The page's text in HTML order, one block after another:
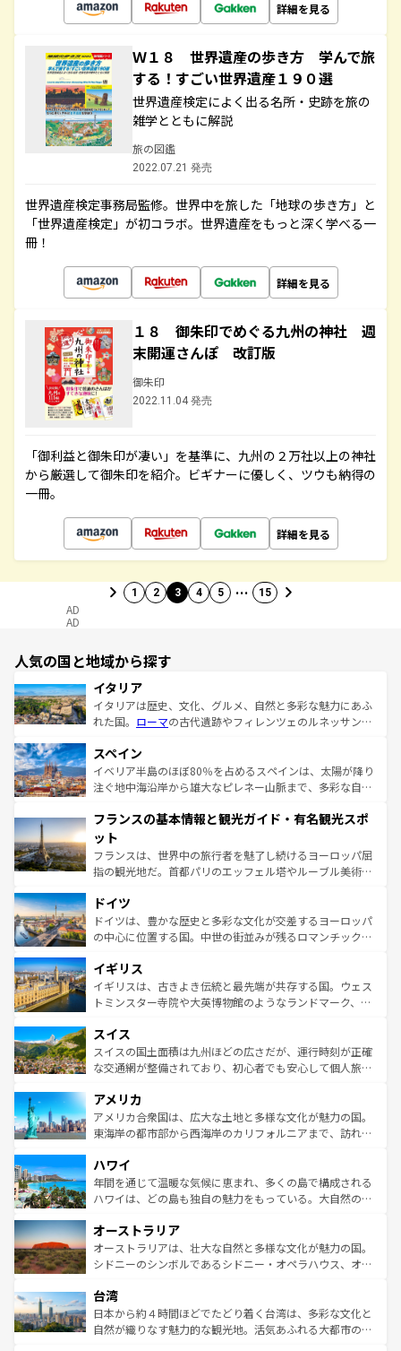
詳細を見る
Ｗ１８ 世界遺産の歩き方 学んで旅
する！すごい世界遺産１９０選
世界遺産検定によく出る名所・史跡を旅の
雑学とともに解説
旅の図鑑
2022.07.21 発売
世界遺産検定事務局監修。世界中を旅した「地球の歩き方」と
「世界遺産検定」が初コラボ。世界遺産をもっと深く学べる一
冊！
詳細を見る
１８ 御朱印でめぐる九州の神社 週
末開運さんぽ 改訂版
御朱印
2022.11.04 発売
「御利益と御朱印が凄い」を基準に、九州の２万社以上の神社
から厳選して御朱印を紹介。ビギナーに優しく、ツウも納得の
一冊。
詳細を見る
1 2 3 4 5 … 15
AD
AD
人気の国と地域から探す
イタリア
イタリアは歴史、文化、グルメ、自然と多彩な魅力にあふ
れた国。 ローマの古代遺跡やフィレンツェのルネッサンス
ろん、トスカーナの美しい田園風景やアマルフィ海岸の絶
景など、自然景観も見逃せない。観光の合間には、本場の
ピザやパスタなど、絶品のイタリア料理を堪能することも
ませてくれるイタリアで、忘れられない旅をしてみよう！
なお、新着のイタリア情報は
しい。
スペイン
イベリア半島のほぼ80％を占めるスペインは、太陽が降り
注ぐ地中海沿岸から雄大なピレネー山脈まで、多彩な自然
文化が根付くこの国では、情熱的なフラメンコ、熱気あふ
れる闘牛、そして美味しいタパスが生活の一部となってい
る。首都マドリードの洗練された雰囲気や、バルセロナの
アートに溢れた街角から、地方では古代ローマ遺跡や中世
せる。地方によって風土や気候が異なるスペインはその個
性で訪れる人を魅了する。 なお、新着のスペイン情報は コ
ンテンツ一覧を参照してほしい。
フランスの基本情報と観光ガイド・有名観光スポ
ット
フランスは、世界中の旅行者を魅了し続けるヨーロッパ屈
指の観光地だ。首都パリのエッフェル塔やルーブル美術館
で、幅広い魅力が詰まっている。華麗な宮殿、歴史的な大
聖堂、美しいビーチ、そして豊かな自然が、訪れる者を心
から魅了する。また、フランスは美食の国としても知ら
いる。シャンパンの発祥地であるランス、プロヴァンスの
香り高いラベンダー畑など、多彩な楽しみ方が可能だ。さ
らに、パリ以外の地域にも魅力が溢れており、どの街角に
れる地方に足を運ぶとそれぞれで全く異なる文化を体験で
きるだろう。 なお、新着のフランス情報はコンテンツ一覧
を参照してほしい。
ドイツ
ドイツは、豊かな歴史と多彩な文化が交差するヨーロッパ
の中心に位置する国。中世の街並みが残るロマンチック街
顔を持つこの国は、どこを歩いても飽きることがない。ベ
ルリンの文化的活気、バイエルン州のアルプスの絶景、そ
してライン川沿いのワイン畑といった風景は必見。ビール
は、お酒好きな人にはぜひ体験してほしい。 なお、新着の
ドイツ情報はコンテンツ一覧を参照してほしい。
イギリス
イギリスは、古きよき伝統と最先端が共存する国。ウェス
トミンスター寺院や大英博物館のようなランドマーク、歴
リアごとに異なる魅力がある。また、優雅なアフタヌーン
ティー、ビール好きにはたまらない英国パブ、サッカー観
戦など、本場だからこそできる体験も豊富。イギリスを旅
ンツ一覧を参照してほしい。
スイス
スイスの国土面積は九州ほどの広さだが、運行時刻が正確
な交通網が整備されており、初心者でも安心して個人旅行
の建物がそのまま残る町や、スイスならではのユニークな
博物館もあり、アルプス観光だけでなく町歩きも満喫する
ことができる。国民の所得が高いため物価も高いが、旅行
ば市内交通費無料で観光を楽しむこともできる。 なお、新
着のスイス情報はコンテンツ一覧 を参照してほしい。
アメリカ
アメリカ合衆国は、広大な土地と多様な文化が魅力の国。
東海岸の都市部から西海岸のカリフォルニアまで、訪れる
のような巨大都市は、観光、ショッピング、エンターテイ
ンメントが詰まった刺激的なスポットだ。一方、アメリカ
西部には大自然が広がり、グランドキャニオンやイエロー
部のニューオーリンズでは、音楽と美食が融合した独特の
文化が魅力。旅行者はアメリカの各地域で異なる魅力を楽
しみながら、その多様性と豊かな歴史を感じることができ
ならではの贅沢な旅のスタイルだ。 なお、新着のアメリカ
情報はコンテンツ一覧を参照してほしい。
ハワイ
年間を通じて温暖な気候に恵まれ、多くの島で構成される
ハワイは、どの島も独自の魅力をもっている。大自然の神
ワイ島は見逃せない。また、定番の観光地といえばオアフ
島だが、静かな自然を求めるならマウイ島やカウアイ島が
おすすめ。エメラルドグリーンに輝く海をはじめ、豊かな
れるおもてなしの心で訪れる人々を迎えてくれるハワイの
人々、おいしいローカルフードやハワイアンミュージッ
ク、伝統的なフラダンスなど、すべてがハワイの魅力を彩
オーストラリア
オーストラリアは、壮大な自然と多様な文化が魅力の国。
シドニーのシンボルであるシドニー・オペラハウス、オー
リアリーフや大陸中央部にそびえるウルル（エアーズロッ
ク）、タスマニアの美しい原生林やケアンズの熱帯雨林な
ど、見どころがたくさん。また、カフェやワイン、オージ
台湾
日本から約４時間ほどでたどり着く台湾は、多彩な文化と
自然が織りなす魅力的な観光地。活気あふれる大都市の台